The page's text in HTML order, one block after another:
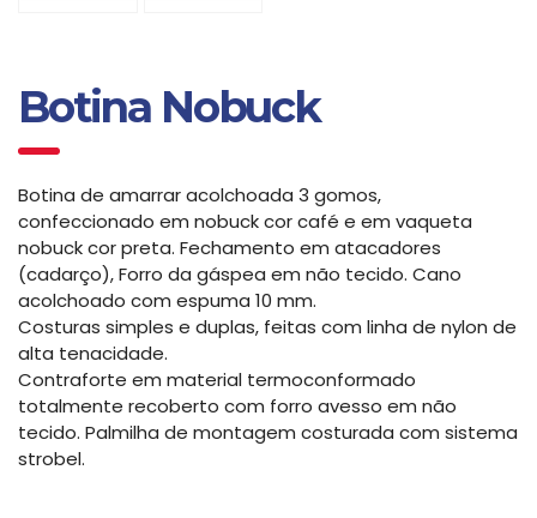
Botina Nobuck
Botina de amarrar acolchoada 3 gomos,
confeccionado em nobuck cor café e em vaqueta
nobuck cor preta. Fechamento em atacadores
(cadarço), Forro da gáspea em não tecido. Cano
acolchoado com espuma 10 mm.
Costuras simples e duplas, feitas com linha de nylon de
alta tenacidade.
Contraforte em material termoconformado
totalmente recoberto com forro avesso em não
tecido. Palmilha de montagem costurada com sistema
strobel.